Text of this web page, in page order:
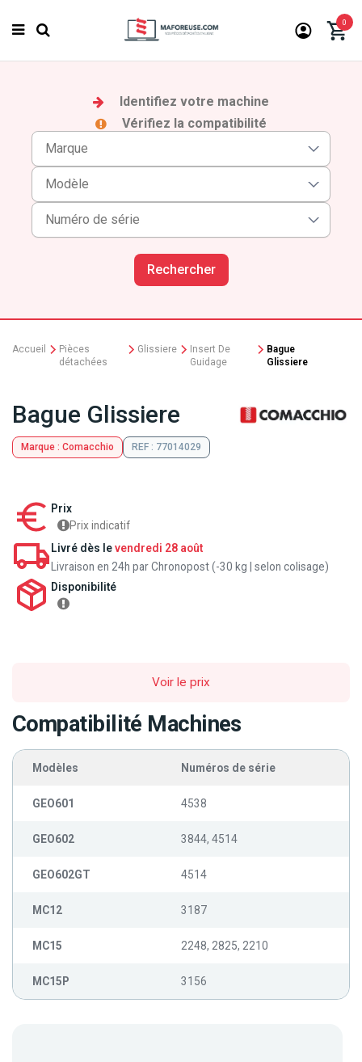
0
Identifiez votre machine
Vérifiez la compatibilité
Rechercher
Accueil
Pièces
détachées
Glissiere
Insert De
Guidage
Bague
Glissiere
Bague Glissiere
Marque : Comacchio REF : 77014029
Prix
Prix indicatif
Livré dès levendredi 28 août
Livraison en 24h par Chronopost (-30 kg | selon colisage)
Disponibilité
Voir le prix
Compatibilité Machines
Modèles Numéros de série
GEO601 4538
GEO602 3844, 4514
GEO602GT 4514
MC12 3187
MC15 2248, 2825, 2210
MC15P 3156